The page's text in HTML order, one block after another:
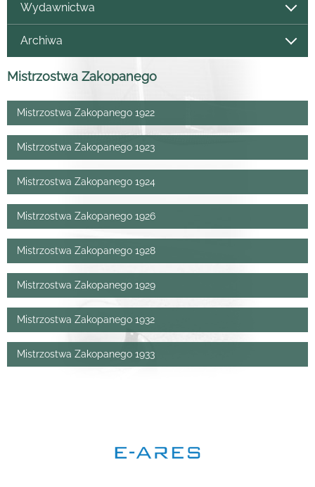
Wydawnictwa
Archiwa
Mistrzostwa Zakopanego
Mistrzostwa Zakopanego 1922
Mistrzostwa Zakopanego 1923
Mistrzostwa Zakopanego 1924
Mistrzostwa Zakopanego 1926
Mistrzostwa Zakopanego 1928
Mistrzostwa Zakopanego 1929
Mistrzostwa Zakopanego 1932
Mistrzostwa Zakopanego 1933